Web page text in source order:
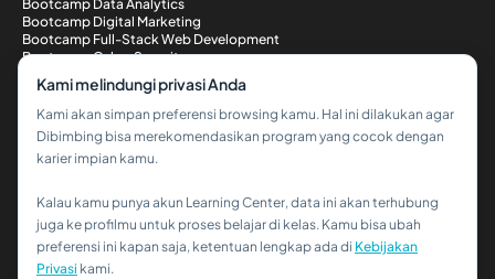
Hi!👋
Kalau kamu butuh bantuan,
Bootcamp Data Analytics
Bootcamp Digital Marketing
Bootcamp Full-Stack Web Development
Bootcamp Cyber Security
Metode Pembayaran
Kami melindungi privasi Anda
Kami akan simpan preferensi browsing kamu. Hal ini dilakukan agar
Dibimbing bisa merekomendasikan program yang cocok dengan
karier impian kamu.
Kalau kamu punya akun Learning Center, data ini akan terhubung
juga ke profilmu untuk proses belajar di kelas. Kamu bisa ubah
preferensi ini kapan saja, ketentuan lengkap ada di Kebijakan
Privasi kami.